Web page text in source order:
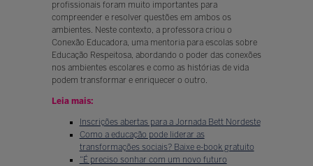
profissionais foram muito importantes para
compreender e resolver questões em ambos os
ambientes. Neste contexto, a professora criou o
Conexão Educadora, uma mentoria para escolas sobre
Educação Respeitosa, abordando o poder das conexões
nos ambientes escolares e como as histórias de vida
podem transformar e enriquecer o outro.
Leia mais:
Inscrições abertas para a Jornada Bett Nordeste
Como a educação pode liderar as
transformações sociais? Baixe e-book gratuito
“É preciso sonhar com um novo futuro